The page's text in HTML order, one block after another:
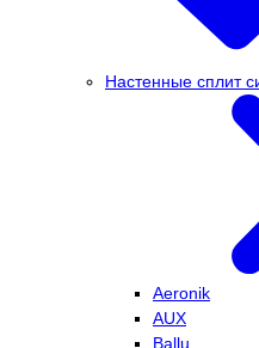
Настенные сплит
Aeronik
AUX
Ballu